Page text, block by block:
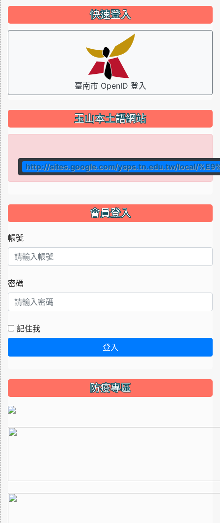
快速登入
臺南市 OpenID 登入
玉山本土語網站
http://sites.google.com/ysps.tn.edu.tw/local/
會員登入
帳號
密碼
記住我
登入
防疫專區